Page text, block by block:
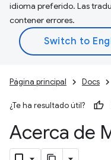
idioma preferido. Las
contener errores.
Página principal Docs
¿Te ha resultado útil?
Acerca de